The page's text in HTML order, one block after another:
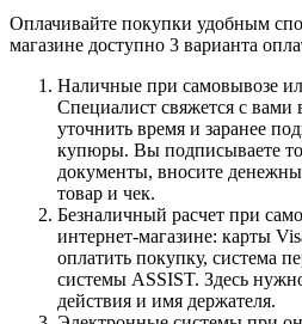
Оплачивайте покупки удобным
магазине доступно 3 варианта
Наличные при самовывозе
Специалист свяжется с вами
уточнить время и заранее
купюры. Вы подписываете
документы, вносите
товар и чек.
Безналичный расчет при
интернет-магазине: карты
оплатить покупку, система
системы ASSIST. Здесь
действия и имя держателя.